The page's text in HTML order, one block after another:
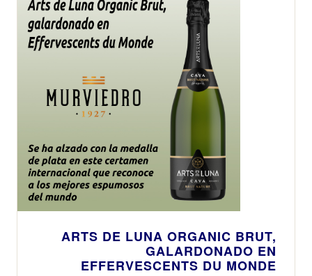
ARTS DE LUNA ORGANIC BRUT,
GALARDONADO EN
EFFERVESCENTS DU MONDE